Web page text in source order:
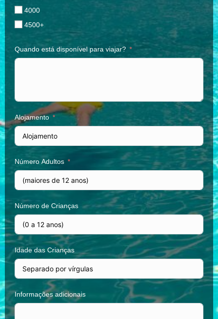
4000
4500+
Quando está disponível para viajar?
Alojamento
Número Adultos
Número de Crianças
Idade das Crianças
Informações adicionais